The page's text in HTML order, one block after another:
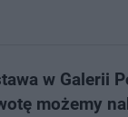
w Galerii
możemy